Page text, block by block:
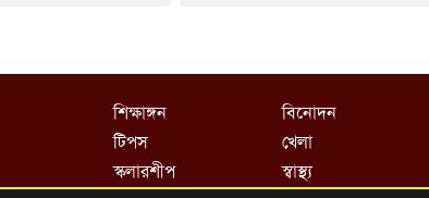
শিক্ষাঙ্গন
টিপস
স্কলারশীপ
বিনোদন
খেলা
স্বাস্থ্য